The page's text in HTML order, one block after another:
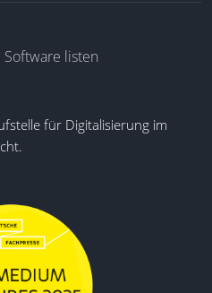
Software listen
für Digitalisierung im